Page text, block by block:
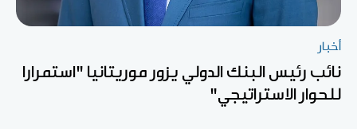
أخبار
نائب رئيس البنك الدولي يزور موريتانيا "استمرارا
للحوار الاستراتيجي"